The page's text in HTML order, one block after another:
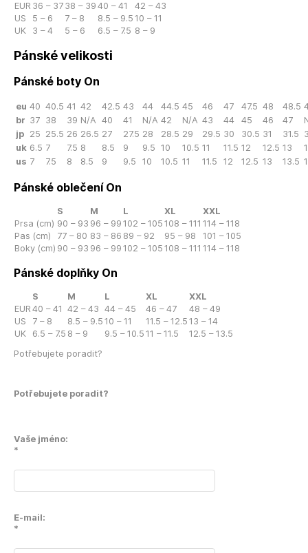
EUR 36 – 37 38 – 39 40 – 41
42 – 43
US
5 – 6 7 – 8 8.5 – 9.5 10 – 11
UK
3 – 4 5 – 6 6.5 – 7.5 8 – 9
Pánské velikosti
Pánské boty On
eu 40 40.5 41 42 42.5 43 44 44.5 45 46 47 47.5 48 48.5
br 37 38 39 N/A 40 41 N/A 42 N/A 43 44 45 46 47
jp 25 25.5 26 26.5 27 27.5 28 28.5 29 29.5 30 30.5 31 31.5
uk 6.5 7 7.5 8 8.5 9 9.5 10 10.5 11 11.5 12 12.5 13
us 7 7.5 8 8.5 9 9.5 10 10.5 11 11.5 12 12.5 13 13.5
Pánské oblečení On
S M L XL
XXL
Prsa (cm) 90 – 93 96 – 99 102 – 105 108 – 111 114 – 118
Pas (cm)
77 – 80 83 – 86 89 – 92 95 – 98
101 – 105
Boky (cm) 90 – 93 96 – 99 102 – 105 108 – 111 114 – 118
Pánské doplňky On
S M L XL
XXL
EUR 40 – 41 42 – 43 44 – 45 46 – 47
48 – 49
US
7 – 8 8.5 – 9.5 10 – 11 11.5 – 12.5 13 – 14
UK
6.5 – 7.5 8 – 9 9.5 – 10.5 11 – 11.5
12.5 – 13.5
Potřebujete poradit?
Potřebujete poradit?
Vaše jméno:
*
E-mail:
*